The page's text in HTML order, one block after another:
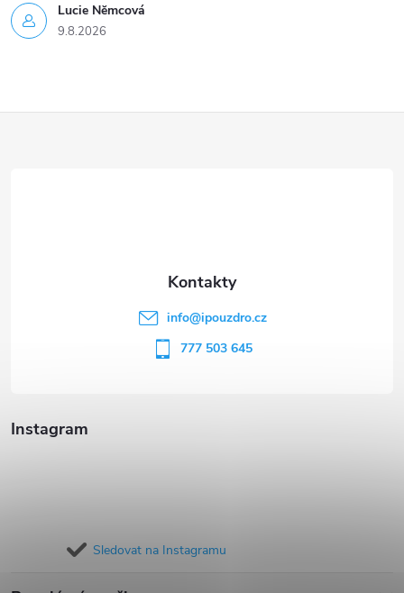
Lucie Nĕmcová
9.8.2026
Instagram
Sledovat na Instagramu
info@ipouzdro.cz
777 503 645